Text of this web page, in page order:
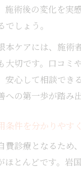
施術後の変化を実
しょう。
本ケアには、施術
大切です。口コミ
安心して相談でき
への第一歩が踏み
条件を分かりやす
費診療となるため
ほとんどです。岩